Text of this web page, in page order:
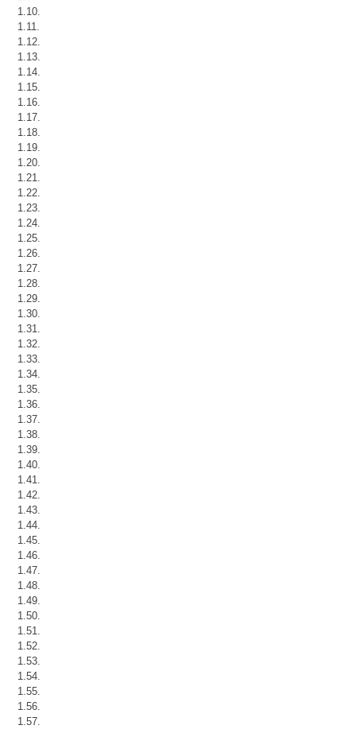
1.10.
1.11.
1.12.
1.13.
1.14.
1.15.
1.16.
1.17.
1.18.
1.19.
1.20.
1.21.
1.22.
1.23.
1.24.
1.25.
1.26.
1.27.
1.28.
1.29.
1.30.
1.31.
1.32.
1.33.
1.34.
1.35.
1.36.
1.37.
1.38.
1.39.
1.40.
1.41.
1.42.
1.43.
1.44.
1.45.
1.46.
1.47.
1.48.
1.49.
1.50.
1.51.
1.52.
1.53.
1.54.
1.55.
1.56.
1.57.